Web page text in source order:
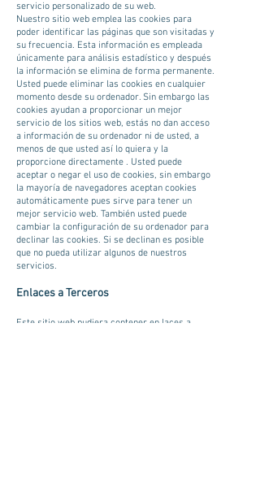
servicio personalizado de su web.
Nuestro sitio web emplea las cookies para
poder identificar las páginas que son visitadas y
su frecuencia. Esta información es empleada
únicamente para análisis estadístico y después
la información se elimina de forma permanente.
Usted puede eliminar las cookies en cualquier
momento desde su ordenador. Sin embargo las
cookies ayudan a proporcionar un mejor
servicio de los sitios web, estás no dan acceso
a información de su ordenador ni de usted, a
menos de que usted así lo quiera y la
proporcione directamente . Usted puede
aceptar o negar el uso de cookies, sin embargo
la mayoría de navegadores aceptan cookies
automáticamente pues sirve para tener un
mejor servicio web. También usted puede
cambiar la configuración de su ordenador para
declinar las cookies. Si se declinan es posible
que no pueda utilizar algunos de nuestros
servicios.
Enlaces a Terceros
Este sitio web pudiera contener en laces a